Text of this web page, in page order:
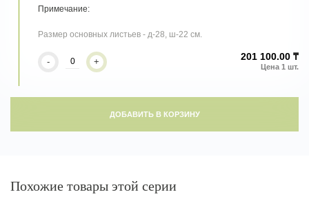
Размер основных листьев - д-28, ш-22 см.
- + 201 100.00 ₸
ДОБАВИТЬ В КОРЗИНУ
Похожие товары этой серии